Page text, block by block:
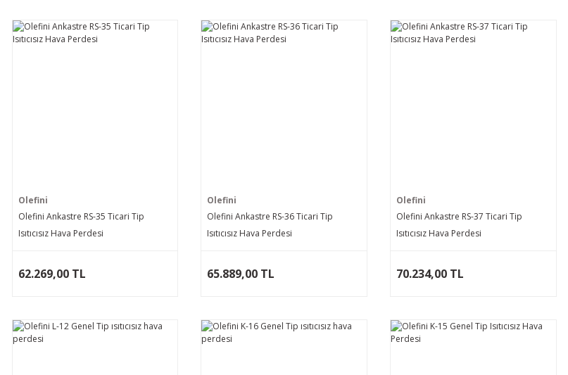
Olefini
Olefini Ankastre RS-35 Ticari Tip
Isıtıcısız Hava Perdesi
62.269,00 TL
Olefini
Olefini Ankastre RS-36 Ticari Tip
Isıtıcısız Hava Perdesi
65.889,00 TL
Olefini
Olefini Ankastre RS-37 Ticari Tip
Isıtıcısız Hava Perdesi
70.234,00 TL